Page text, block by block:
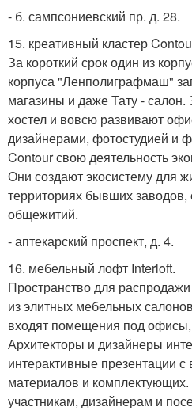
- б. сампсониевский пр. д. 28.
15. креативный кластер
За короткий срок один из
корпуса "Ленполиграфмаш"
магазины и даже Тату - салон.
хостел и вовсю развивают
дизайнерами, фотостудией и
Contour свою деятельность
Они создают экосистему для
территориях бывших
общежитий.
- аптекарский проспект, д. 4.
16. мебельный лофт Interloft.
Пространство для
из элитных мебельных
входят помещения под
Архитекторы и дизайнеры
интерактивные презентации
материалов и
участникам, дизайнерам и